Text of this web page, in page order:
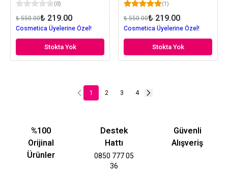
(0)
₺ 550.00₺ 219.00
Cosmetica Üyelerine Özel!
Stokta Yok
(1)
₺ 550.00₺ 219.00
Cosmetica Üyelerine Özel!
Stokta Yok
1 2 3 4
%100
Orijinal
Ürünler
Destek
Hattı
0850 777 05
36
Güvenli
Alışveriş